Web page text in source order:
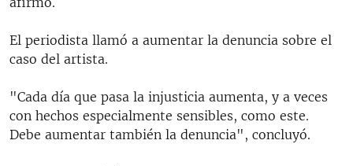
El periodista llamó a aumentar la denuncia sobre el
caso del artista.
"Cada día que pasa la injusticia aumenta, y a veces
con hechos especialmente sensibles, como este.
Debe aumentar también la denuncia", concluyó.